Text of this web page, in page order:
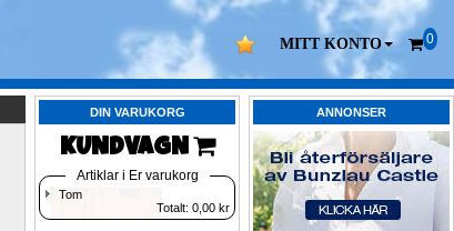
MITT KONTO 0
ANNONSER
DIN VARUKORG
KUNDVAGN
Artiklar i Er varukorg
Tom
Totalt: 0,00 kr